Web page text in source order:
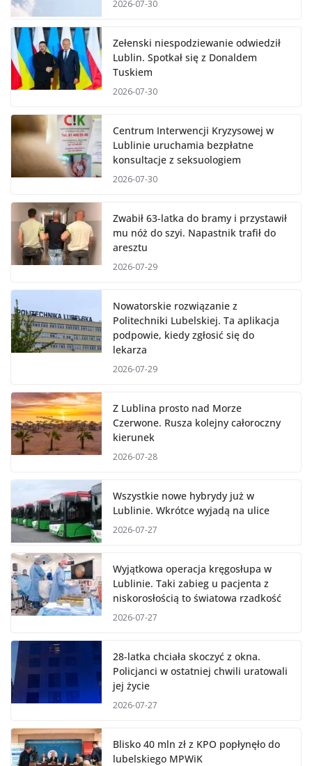
2026-07-30
Zełenski niespodziewanie odwiedził
Lublin. Spotkał się z Donaldem
Tuskiem
2026-07-30
Centrum Interwencji Kryzysowej w
Lublinie uruchamia bezpłatne
konsultacje z seksuologiem
2026-07-30
Zwabił 63-latka do bramy i przystawił
mu nóż do szyi. Napastnik trafił do
aresztu
2026-07-29
Nowatorskie rozwiązanie z
Politechniki Lubelskiej. Ta aplikacja
podpowie, kiedy zgłosić się do
lekarza
2026-07-29
Z Lublina prosto nad Morze
Czerwone. Rusza kolejny całoroczny
kierunek
2026-07-28
Wszystkie nowe hybrydy już w
Lublinie. Wkrótce wyjadą na ulice
2026-07-27
Wyjątkowa operacja kręgosłupa w
Lublinie. Taki zabieg u pacjenta z
niskorosłością to światowa rzadkość
2026-07-27
28-latka chciała skoczyć z okna.
Policjanci w ostatniej chwili uratowali
jej życie
2026-07-27
Blisko 40 mln zł z KPO popłynęło do
lubelskiego MPWiK